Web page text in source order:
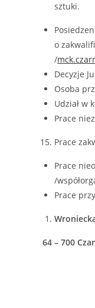
sztuki.
o
/
Decyzje
Osoba
Udział w
Prace
Prace
Prace
/
Prace
64 – 700
z